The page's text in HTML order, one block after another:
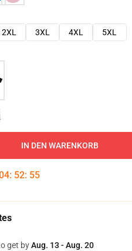
2XL 3XL 4XL
5XL
IN DEN WARENKORB
: 52: 54
get byAug. 13 - Aug. 20